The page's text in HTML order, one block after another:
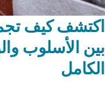
اكتشف كيف
بين الأسلوب
الكامل